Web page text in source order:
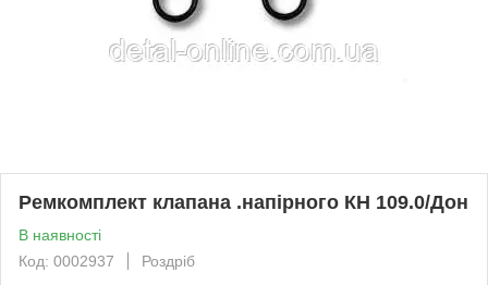
Ремкомплект клапана .напірного КН 109.0/Дон
В наявності
Код: 0002937
Роздріб